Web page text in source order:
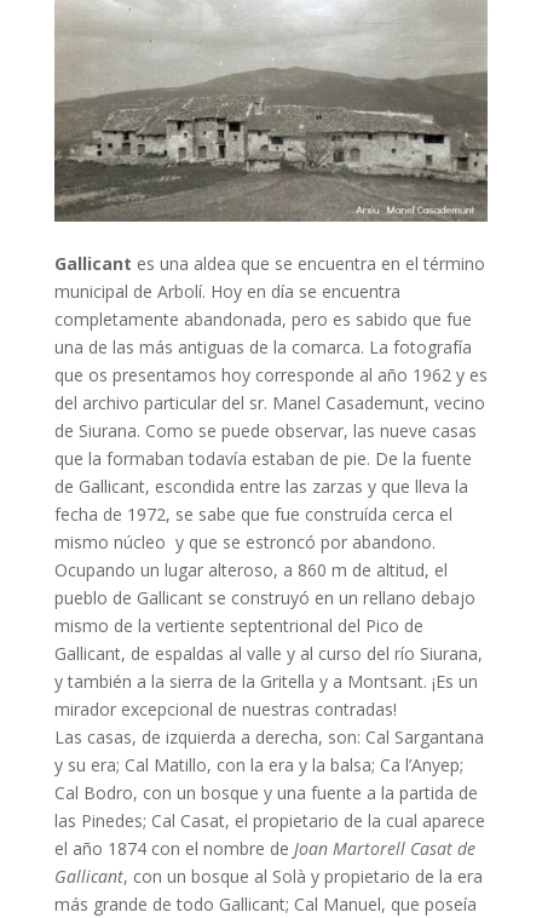
Gallicant es una aldea que se encuentra en el término
municipal de Arbolí. Hoy en día se encuentra
completamente abandonada, pero es sabido que fue
una de las más antiguas de la comarca. La fotografía
que os presentamos hoy corresponde al año 1962 y es
del archivo particular del sr. Manel Casademunt, vecino
de Siurana. Como se puede observar, las nueve casas
que la formaban todavía estaban de pie. De la fuente
de Gallicant, escondida entre las zarzas y que lleva la
fecha de 1972, se sabe que fue construída cerca el
mismo núcleo y que se estroncó por abandono.
Ocupando un lugar alteroso, a 860 m de altitud, el
pueblo de Gallicant se construyó en un rellano debajo
mismo de la vertiente septentrional del Pico de
Gallicant, de espaldas al valle y al curso del río Siurana,
y también a la sierra de la Gritella y a Montsant. ¡Es un
mirador excepcional de nuestras contradas!
Las casas, de izquierda a derecha, son: Cal Sargantana
y su era; Cal Matillo, con la era y la balsa; Ca l’Anyep;
Cal Bodro, con un bosque y una fuente a la partida de
las Pinedes; Cal Casat, el propietario de la cual aparece
el año 1874 con el nombre de Joan Martorell Casat de
Gallicant, con un bosque al Solà y propietario de la era
más grande de todo Gallicant; Cal Manuel, que poseía